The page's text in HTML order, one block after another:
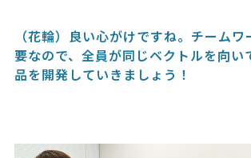
（花輪）良い心がけですね。チーム
要なので、全員が同じベクトルを向い
品を開発していきましょう！